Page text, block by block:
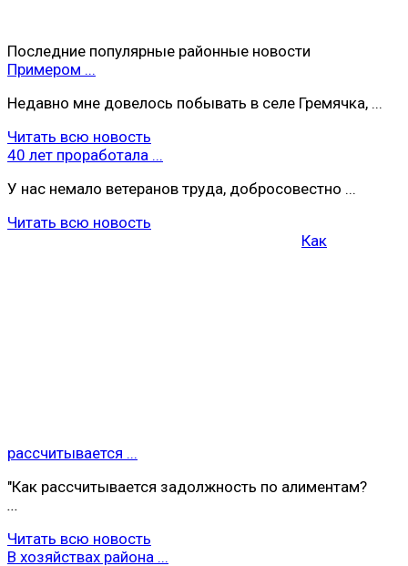
Последние популярные районные новости
Примером ...
Недавно мне довелось побывать в селе Гремячка, ...
Читать всю новость
40 лет проработала ...
У нас немало ветеранов труда, добросовестно ...
Читать всю новость
Как
рассчитывается ...
"Как рассчитывается задолжность по алиментам?
...
Читать всю новость
В хозяйствах района ...